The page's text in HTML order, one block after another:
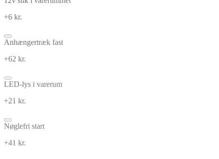
+6 kr.
Anhængertræk fast
+62 kr.
LED-lys i varerum
+21 kr.
Nøglefri start
+41 kr.